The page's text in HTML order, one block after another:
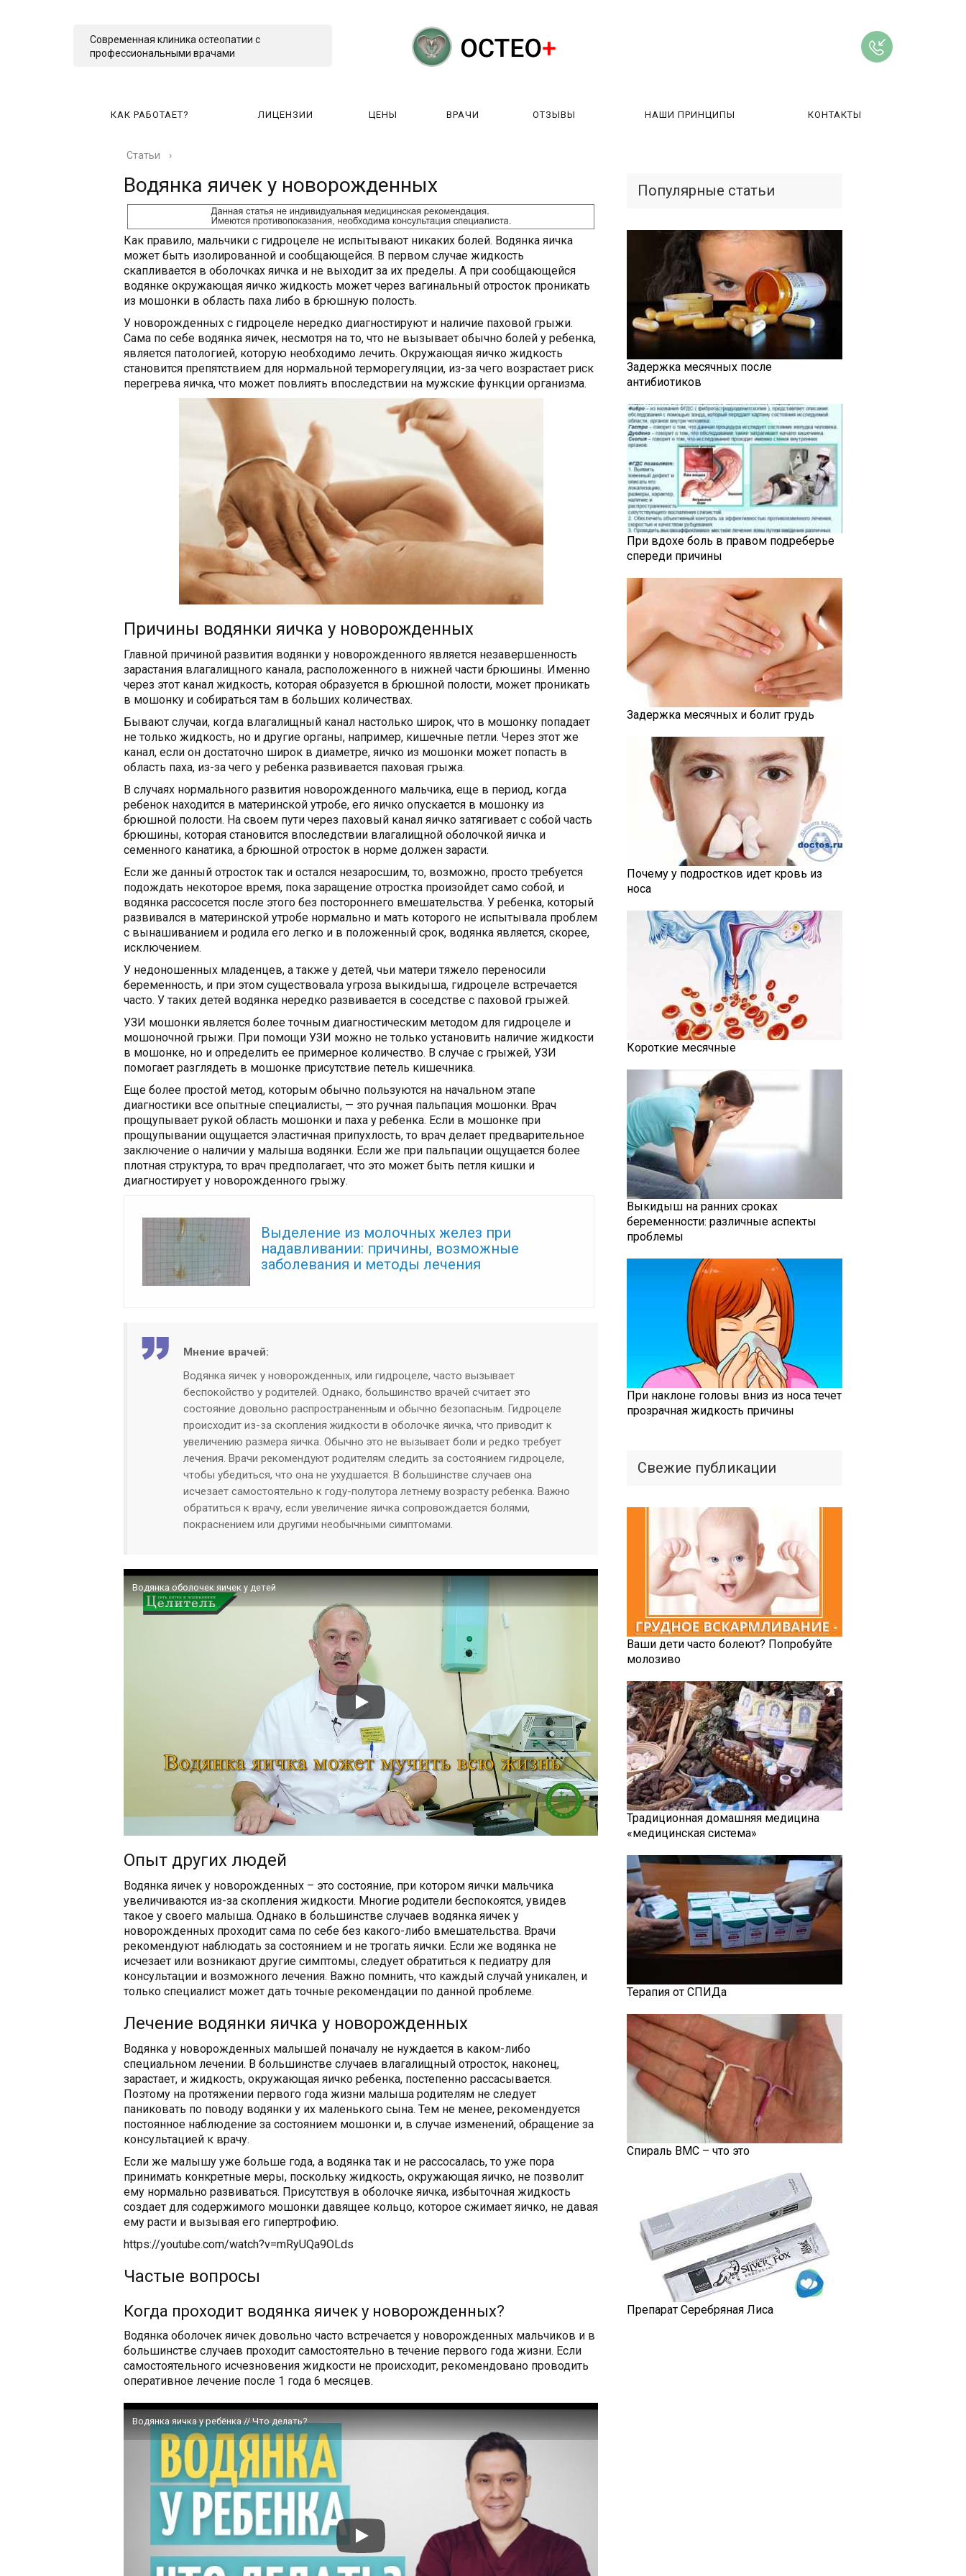
Современная клиника остеопатии с
профессиональными врачами
КАК РАБОТАЕТ? ЛИЦЕНЗИИ ЦЕНЫ ВРАЧИ ОТЗЫВЫ НАШИ ПРИНЦИПЫ КОНТАКТЫ
Статьи ›
Водянка яичек у новорожденных
Как правило, мальчики с гидроцеле не испытывают никаких болей. Водянка яичка
может быть изолированной и сообщающейся. В первом случае жидкость
скапливается в оболочках яичка и не выходит за их пределы. А при сообщающейся
водянке окружающая яичко жидкость может через вагинальный отросток проникать
из мошонки в область паха либо в брюшную полость.
У новорожденных с гидроцеле нередко диагностируют и наличие паховой грыжи.
Сама по себе водянка яичек, несмотря на то, что не вызывает обычно болей у ребенка,
является патологией, которую необходимо лечить. Окружающая яичко жидкость
становится препятствием для нормальной терморегуляции, из-за чего возрастает риск
перегрева яичка, что может повлиять впоследствии на мужские функции организма.
Причины водянки яичка у новорожденных
Главной причиной развития водянки у новорожденного является незавершенность
зарастания влагалищного канала, расположенного в нижней части брюшины. Именно
через этот канал жидкость, которая образуется в брюшной полости, может проникать
в мошонку и собираться там в больших количествах.
Бывают случаи, когда влагалищный канал настолько широк, что в мошонку попадает
не только жидкость, но и другие органы, например, кишечные петли. Через этот же
канал, если он достаточно широк в диаметре, яичко из мошонки может попасть в
область паха, из-за чего у ребенка развивается паховая грыжа.
В случаях нормального развития новорожденного мальчика, еще в период, когда
ребенок находится в материнской утробе, его яичко опускается в мошонку из
брюшной полости. На своем пути через паховый канал яичко затягивает с собой часть
брюшины, которая становится впоследствии влагалищной оболочкой яичка и
семенного канатика, а брюшной отросток в норме должен зарасти.
Если же данный отросток так и остался незаросшим, то, возможно, просто требуется
подождать некоторое время, пока заращение отростка произойдет само собой, и
водянка рассосется после этого без постороннего вмешательства. У ребенка, который
развивался в материнской утробе нормально и мать которого не испытывала проблем
с вынашиванием и родила его легко и в положенный срок, водянка является, скорее,
исключением.
У недоношенных младенцев, а также у детей, чьи матери тяжело переносили
беременность, и при этом существовала угроза выкидыша, гидроцеле встречается
часто. У таких детей водянка нередко развивается в соседстве с паховой грыжей.
УЗИ мошонки является более точным диагностическим методом для гидроцеле и
мошоночной грыжи. При помощи УЗИ можно не только установить наличие жидкости
в мошонке, но и определить ее примерное количество. В случае с грыжей, УЗИ
помогает разглядеть в мошонке присутствие петель кишечника.
Еще более простой метод, которым обычно пользуются на начальном этапе
диагностики все опытные специалисты, — это ручная пальпация мошонки. Врач
прощупывает рукой область мошонки и паха у ребенка. Если в мошонке при
прощупывании ощущается эластичная припухлость, то врач делает предварительное
заключение о наличии у малыша водянки. Если же при пальпации ощущается более
плотная структура, то врач предполагает, что это может быть петля кишки и
диагностирует у новорожденного грыжу.
Выделение из молочных желез при
надавливании: причины, возможные
заболевания и методы лечения
Мнение врачей:
Водянка яичек у новорожденных, или гидроцеле, часто вызывает
беспокойство у родителей. Однако, большинство врачей считает это
состояние довольно распространенным и обычно безопасным. Гидроцеле
происходит из-за скопления жидкости в оболочке яичка, что приводит к
увеличению размера яичка. Обычно это не вызывает боли и редко требует
лечения. Врачи рекомендуют родителям следить за состоянием гидроцеле,
чтобы убедиться, что она не ухудшается. В большинстве случаев она
исчезает самостоятельно к году-полутора летнему возрасту ребенка. Важно
обратиться к врачу, если увеличение яичка сопровождается болями,
покраснением или другими необычными симптомами.
Водянка оболочек яичек у детей
Опыт других людей
Водянка яичек у новорожденных – это состояние, при котором яички мальчика
увеличиваются из-за скопления жидкости. Многие родители беспокоятся, увидев
такое у своего малыша. Однако в большинстве случаев водянка яичек у
новорожденных проходит сама по себе без какого-либо вмешательства. Врачи
рекомендуют наблюдать за состоянием и не трогать яички. Если же водянка не
исчезает или возникают другие симптомы, следует обратиться к педиатру для
консультации и возможного лечения. Важно помнить, что каждый случай уникален, и
только специалист может дать точные рекомендации по данной проблеме.
Лечение водянки яичка у новорожденных
Водянка у новорожденных малышей поначалу не нуждается в каком-либо
специальном лечении. В большинстве случаев влагалищный отросток, наконец,
зарастает, и жидкость, окружающая яичко ребенка, постепенно рассасывается.
Поэтому на протяжении первого года жизни малыша родителям не следует
паниковать по поводу водянки у их маленького сына. Тем не менее, рекомендуется
постоянное наблюдение за состоянием мошонки и, в случае изменений, обращение за
консультацией к врачу.
Если же малышу уже больше года, а водянка так и не рассосалась, то уже пора
принимать конкретные меры, поскольку жидкость, окружающая яичко, не позволит
ему нормально развиваться. Присутствуя в оболочке яичка, избыточная жидкость
создает для содержимого мошонки давящее кольцо, которое сжимает яичко, не давая
ему расти и вызывая его гипертрофию.
https://youtube.com/watch?v=mRyUQa9OLds
Частые вопросы
Когда проходит водянка яичек у новорожденных?
Водянка оболочек яичек довольно часто встречается у новорожденных мальчиков и в
большинстве случаев проходит самостоятельно в течение первого года жизни. Если
самостоятельного исчезновения жидкости не происходит, рекомендовано проводить
оперативное лечение после 1 года 6 месяцев.
Водянка яичка у ребёнка // Что делать?
Популярные статьи
Задержка месячных после
антибиотиков
При вдохе боль в правом подреберье
спереди причины
Задержка месячных и болит грудь
Почему у подростков идет кровь из
носа
Короткие месячные
Выкидыш на ранних сроках
беременности: различные аспекты
проблемы
При наклоне головы вниз из носа течет
прозрачная жидкость причины
Свежие публикации
Ваши дети часто болеют? Попробуйте
молозиво
Традиционная домашняя медицина
«медицинская система»
Терапия от СПИДа
Спираль ВМС – что это
Препарат Серебряная Лиса